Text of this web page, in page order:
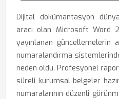
Dijital dokümantasyon
aracı olan Microsoft Word
yayınlanan güncellemelerin
numaralandırma
neden oldu. Profesyonel
süreli kurumsal belgeler
numaralarının düzenli